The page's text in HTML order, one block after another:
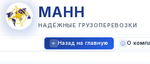
МАНН
НАДЁЖНЫЕ ГРУЗОПЕРЕВОЗКИ
Назад на главную О